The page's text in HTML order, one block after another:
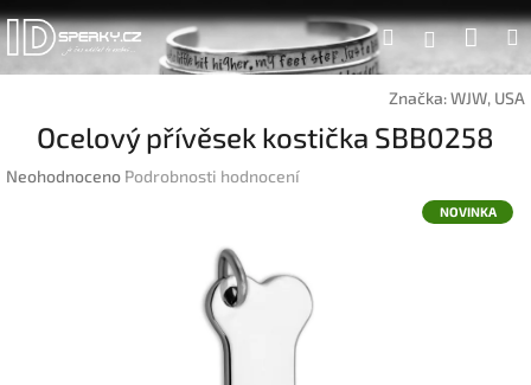
Přejít
na
obsah
Hledat
Značka:WJW, USA
Ocelový přívěsek kostička SBB0258
Průměrné
Neohodnoceno Podrobnosti hodnocení
NOVINKA